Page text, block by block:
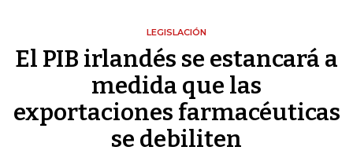
LEGISLACIÓN
El PIB irlandés se estancará a
medida que las
exportaciones farmacéuticas
se debiliten